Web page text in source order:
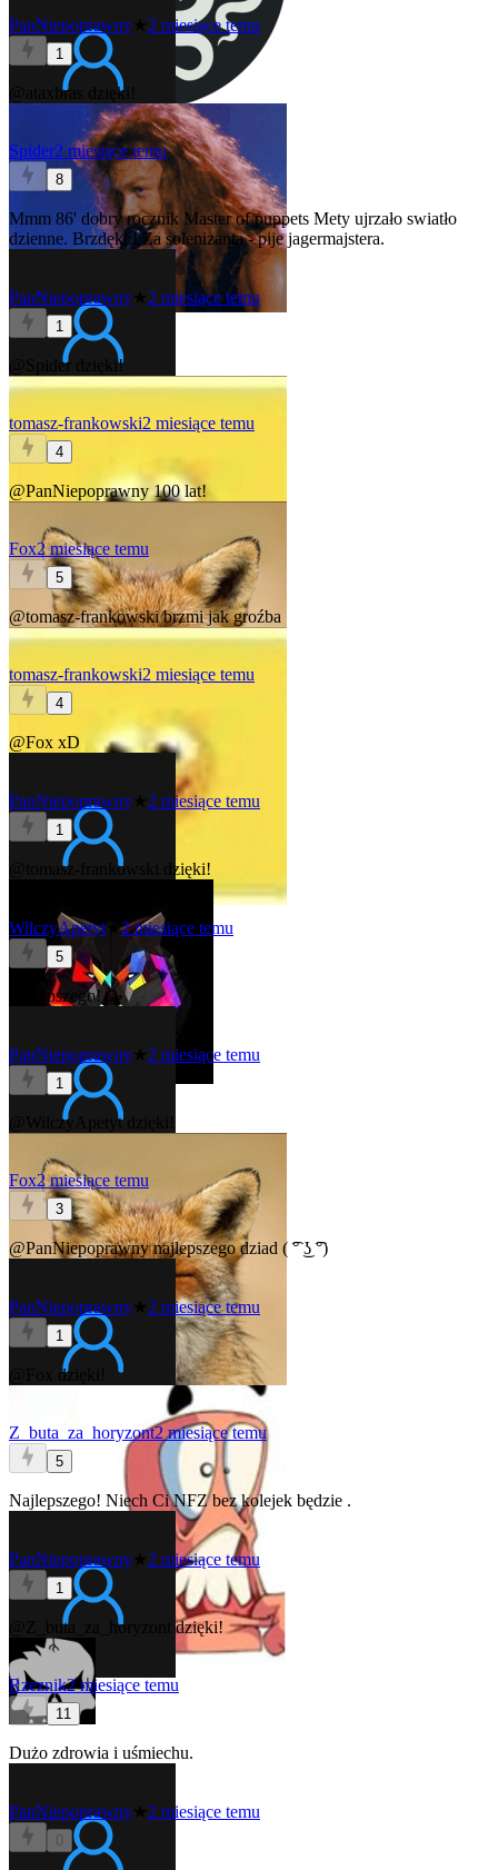
PanNiepoprawny 2 miesiące temu
1
@ataxbras dzięki!
Spider2 miesiące temu
8
Mmm 86' dobry rocznik Master of puppets Mety ujrzało swiatło
dzienne. Brzdękk! Za solenizanta - pije jagermajstera.
PanNiepoprawny 2 miesiące temu
1
@Spider dzięki!
tomasz-frankowski2 miesiące temu
4
@PanNiepoprawny 100 lat!
Fox2 miesiące temu
5
@tomasz-frankowskibrzmi jak groźba
tomasz-frankowski2 miesiące temu
4
@Fox xD
PanNiepoprawny 2 miesiące temu
1
@tomasz-frankowski dzięki!
WilczyApetyt★2 miesiące temu
5
Najlepszego! 🥳
PanNiepoprawny 2 miesiące temu
1
@WilczyApetytdzięki!
Fox2 miesiące temu
3
@PanNiepoprawnynajlepszego dziad ( ͡° ͜ʖ ͡°)
PanNiepoprawny 2 miesiące temu
1
dzięki!
Z_buta_za_horyzont2 miesiące temu
5
Najlepszego! Niech Ci NFZ bez kolejek będzie .
PanNiepoprawny 2 miesiące temu
1
@Z_buta_za_horyzont dzięki!
Rzeznik2 miesiące temu
11
Dużo zdrowia i uśmiechu.
PanNiepoprawny 2 miesiące temu
0